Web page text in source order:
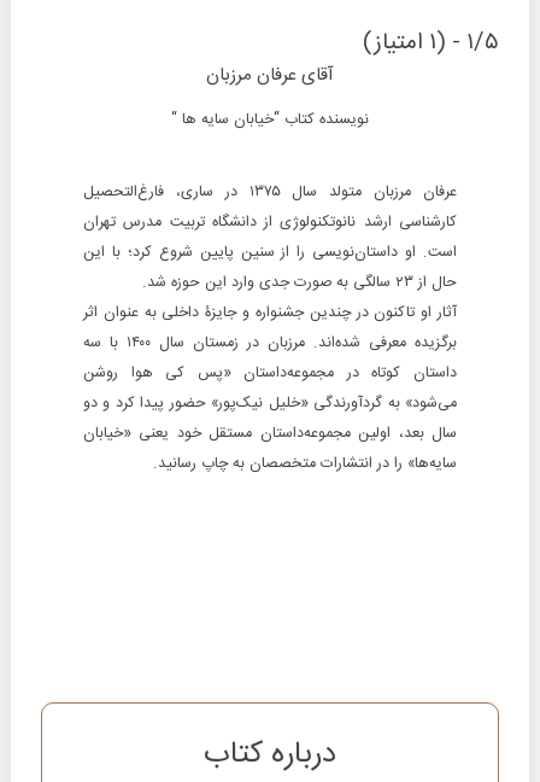
۱/۵ - (۱ امتیاز)
آقای عرفان مرزبان
نویسنده کتاب “خیابان سایه ها “
عرفان مرزبان متولد سال ۱۳۷۵ در ساری، فارغ‌التحصیل
کارشناسی ارشد نانوتکنولوژی از دانشگاه تربیت مدرس تهران
است. او داستان‌نویسی را از سنین پایین شروع کرد؛ با این
حال از ۲۳ سالگی به صورت جدی وارد این حوزه شد.
آثار او تاکنون در چندین جشنواره و جایزۀ داخلی به عنوان اثر
برگزیده معرفی شده‌اند. مرزبان در زمستان سال ۱۴۰۰ با سه
داستان کوتاه در مجموعه‌داستان «پس کی هوا روشن
می‌شود» به گردآورندگی «خلیل نیک‌پور» حضور پیدا کرد و دو
سال بعد، اولین مجموعه‌داستان مستقل خود یعنی «خیابان
سایه‌ها» را در انتشارات متخصصان به چاپ رسانید.
درباره کتاب